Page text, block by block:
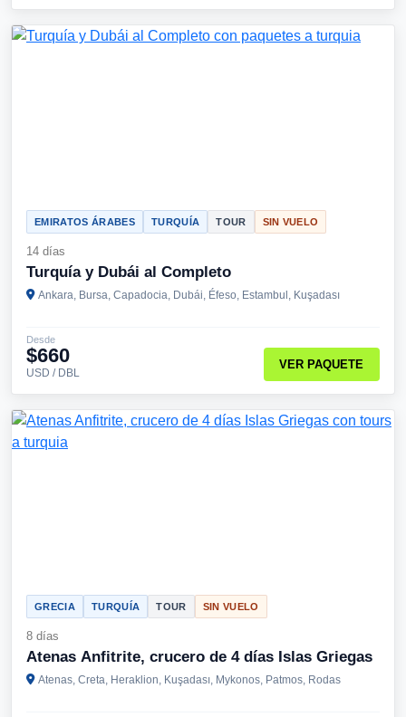
EMIRATOS ÁRABES TURQUÍA TOUR SIN VUELO
14 días
Turquía y Dubái al Completo
Ankara, Bursa, Capadocia, Dubái, Éfeso, Estambul, Kuşadası
Desde
$660
USD / DBL
VER PAQUETE
GRECIA TURQUÍA TOUR SIN VUELO
8 días
Atenas Anfitrite, crucero de 4 días Islas Griegas
Atenas, Creta, Heraklion, Kuşadası, Mykonos, Patmos, Rodas